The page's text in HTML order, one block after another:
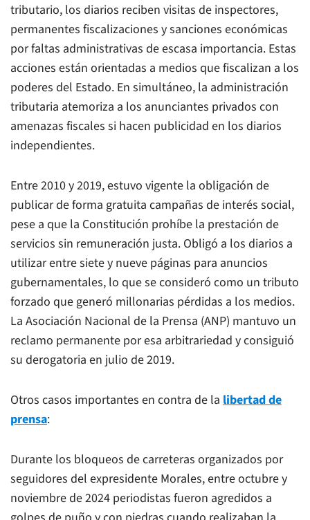
tributario, los diarios reciben visitas de inspectores,
permanentes fiscalizaciones y sanciones económicas
por faltas administrativas de escasa importancia. Estas
acciones están orientadas a medios que fiscalizan a los
poderes del Estado. En simultáneo, la administración
tributaria atemoriza a los anunciantes privados con
amenazas fiscales si hacen publicidad en los diarios
independientes.
Entre 2010 y 2019, estuvo vigente la obligación de
publicar de forma gratuita campañas de interés social,
pese a que la Constitución prohíbe la prestación de
servicios sin remuneración justa. Obligó a los diarios a
utilizar entre siete y nueve páginas para anuncios
gubernamentales, lo que se consideró como un tributo
forzado que generó millonarias pérdidas a los medios.
La Asociación Nacional de la Prensa (ANP) mantuvo un
reclamo permanente por esa arbitrariedad y consiguió
su derogatoria en julio de 2019.
Otros casos importantes en contra de la libertad de
prensa:
Durante los bloqueos de carreteras organizados por
seguidores del expresidente Morales, entre octubre y
noviembre de 2024 periodistas fueron agredidos a